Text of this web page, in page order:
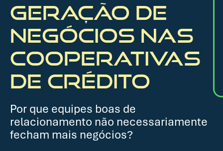
Geração de
negócios nas
cooperativas
de crédito
Por que equipes boas de
relacionamento não necessariamente
fecham mais negócios?